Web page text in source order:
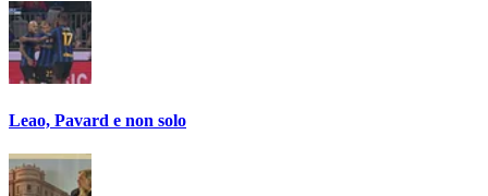
Leao, Pavard e non solo